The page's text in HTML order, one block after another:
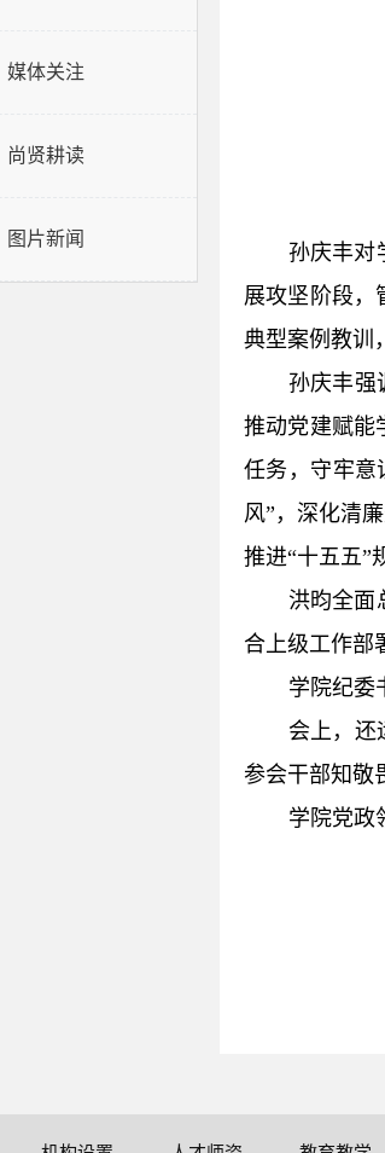
媒体关注
尚贤耕读
图片新闻
孙庆丰对
展攻坚阶段，
典型案例教训
孙庆丰强
推动党建赋能
任务，守牢意
风”，深化清
推进“十五五”
洪昀全面
合上级工作部
学院纪委
会上，还
参会干部知敬
学院党政